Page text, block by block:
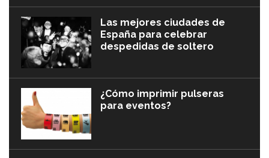
Las mejores ciudades de
España para celebrar
despedidas de soltero
¿Cómo imprimir pulseras
para eventos?